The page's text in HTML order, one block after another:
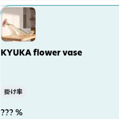
KYUKA flower vase
掛け率
??? %